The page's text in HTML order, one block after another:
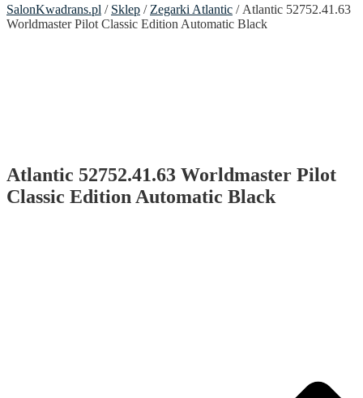
SalonKwadrans.pl / Sklep / Zegarki Atlantic / Atlantic 52752.41.63
Worldmaster Pilot Classic Edition Automatic Black
Atlantic 52752.41.63 Worldmaster Pilot
Classic Edition Automatic Black